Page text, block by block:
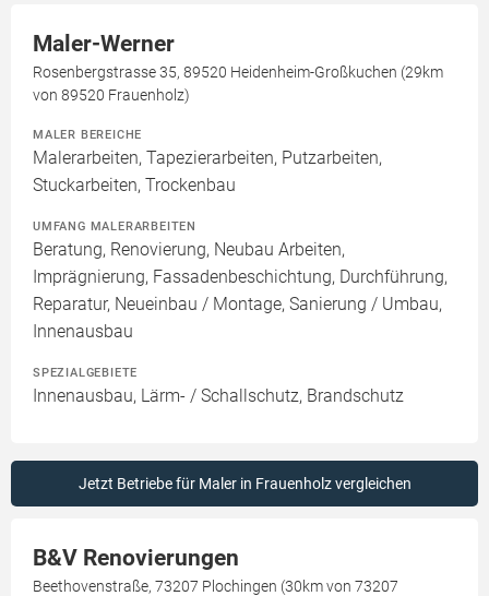
Maler-Werner
Rosenbergstrasse 35, 89520 Heidenheim-Großkuchen (29km
von 89520 Frauenholz)
MALER BEREICHE
Malerarbeiten, Tapezierarbeiten, Putzarbeiten,
Stuckarbeiten, Trockenbau
UMFANG MALERARBEITEN
Beratung, Renovierung, Neubau Arbeiten,
Imprägnierung, Fassadenbeschichtung, Durchführung,
Reparatur, Neueinbau / Montage, Sanierung / Umbau,
Innenausbau
SPEZIALGEBIETE
Innenausbau, Lärm- / Schallschutz, Brandschutz
Jetzt Betriebe für Maler in Frauenholz vergleichen
B&V Renovierungen
Beethovenstraße, 73207 Plochingen (30km von 73207